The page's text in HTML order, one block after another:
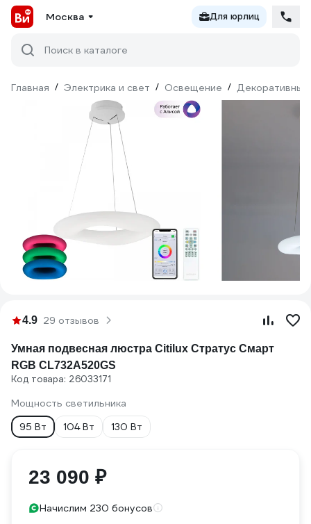
Москва Для юрлиц
Поиск в каталоге
Главная / Электрика и свет / Освещение / Декоративный
4.9 29 отзывов
Умная подвесная люстра Citilux Стратус Смарт
RGB CL732A520GS
Код товара: 26033171
Мощность светильника
95 Вт
104 Вт 130 Вт
23 090 ₽
Начислим 230 бонусов